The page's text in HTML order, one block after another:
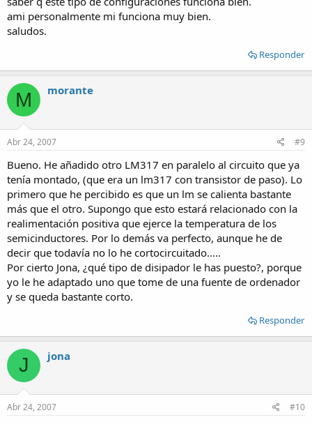
ami personalmente mi funciona muy bien.
saludos.
Responder
M morante
Abr 24, 2007 #9
Bueno. He añadido otro LM317 en paralelo al circuito que ya
tenía montado, (que era un lm317 con transistor de paso). Lo
primero que he percibido es que un lm se calienta bastante
más que el otro. Supongo que esto estará relacionado con la
realimentación positiva que ejerce la temperatura de los
semicinductores. Por lo demás va perfecto, aunque he de
decir que todavía no lo he cortocircuitado.....
Por cierto Jona, ¿qué tipo de disipador le has puesto?, porque
yo le he adaptado uno que tome de una fuente de ordenador
y se queda bastante corto.
Responder
J jona
Abr 24, 2007 #10